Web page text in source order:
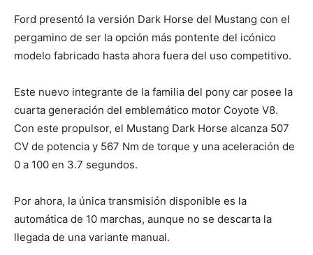
Ford presentó la versión Dark Horse del Mustang con el
pergamino de ser la opción más pontente del icónico
modelo fabricado hasta ahora fuera del uso competitivo.
Este nuevo integrante de la familia del pony car posee la
cuarta generación del emblemático motor Coyote V8.
Con este propulsor, el Mustang Dark Horse alcanza 507
CV de potencia y 567 Nm de torque y una aceleración de
0 a 100 en 3.7 segundos.
Por ahora, la única transmisión disponible es la
automática de 10 marchas, aunque no se descarta la
llegada de una variante manual.